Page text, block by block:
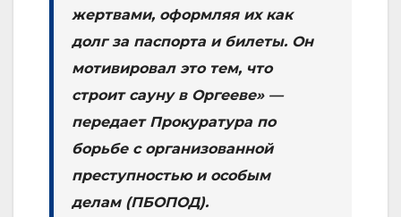
жертвами, оформляя их как
долг за паспорта и билеты. Он
мотивировал это тем, что
строит сауну в Оргееве» —
передает Прокуратура по
борьбе с организованной
преступностью и особым
делам (ПБОПОД).